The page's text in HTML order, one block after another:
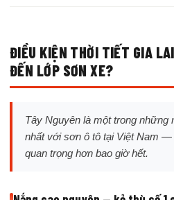
ĐIỀU KIỆN THỜI TIẾT GIA
ĐẾN LỚP SƠN XE?
Tây Nguyên là một trong những
nhất với sơn ô tô tại Việt Nam
quan trọng hơn bao giờ hết.